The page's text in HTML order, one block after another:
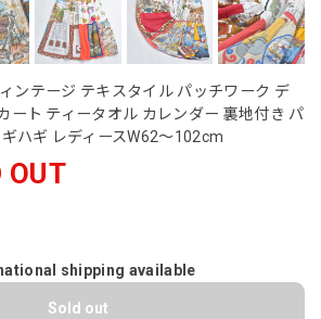
ンテージ テキスタイル パッチワーク デ
ート ティータオル カレンダー 裏地付き パ
ハギ レディースW62～102cm
OUT
shipping available
Sold out